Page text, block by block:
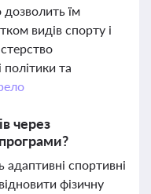
їм
видів спорту і
та
через
адаптивні спортивні
фізичну